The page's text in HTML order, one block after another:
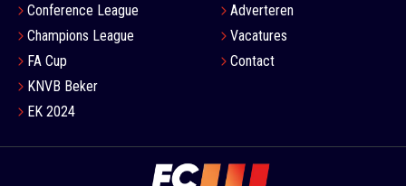
Conference League
Champions League
FA Cup
KNVB Beker
EK 2024
Adverteren
Vacatures
Contact